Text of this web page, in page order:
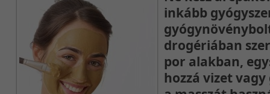
inkább
drogériában
por alakban,
hozzá vizet